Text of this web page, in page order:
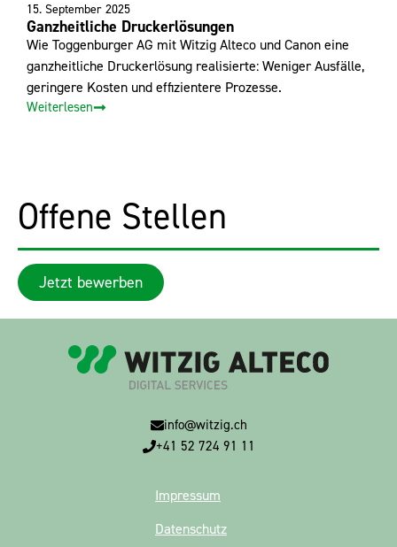
15. September 2025
Ganzheitliche Druckerlösungen
Wie Toggenburger AG mit Witzig Alteco und Canon eine
ganzheitliche Druckerlösung realisierte: Weniger Ausfälle,
geringere Kosten und effizientere Prozesse.
Weiterlesen
Offene Stellen
Jetzt bewerben
info@witzig.ch
+41 52 724 91 11
Impressum
Datenschutz